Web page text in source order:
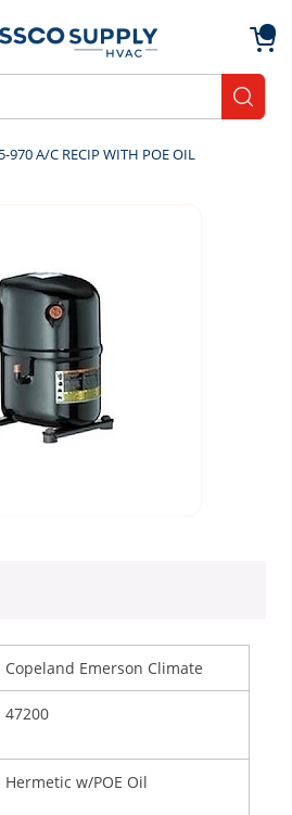
970 A/C RECIP WITH POE OIL
Copeland Emerson Climate
47200
Hermetic w/POE Oil